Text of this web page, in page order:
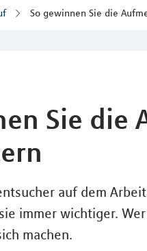
So gewinnen Sie die
Sie die
auf dem
immer wichtiger.
machen.